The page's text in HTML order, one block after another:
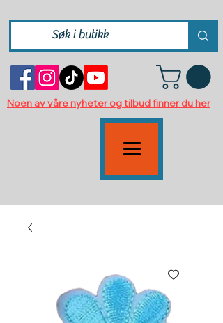
Noen av våre nyheter og tilbud finner du her